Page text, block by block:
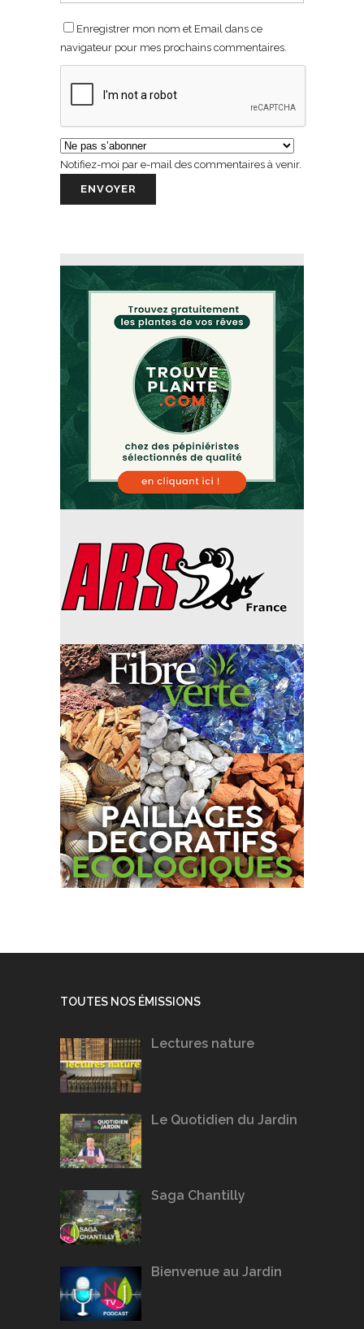
Enregistrer mon nom et Email dans ce
navigateur pour mes prochains commentaires.
Notifiez-moi par e-mail des commentaires à venir.
TOUTES NOS ÉMISSIONS
Lectures nature
Le Quotidien du Jardin
Saga Chantilly
Bienvenue au Jardin